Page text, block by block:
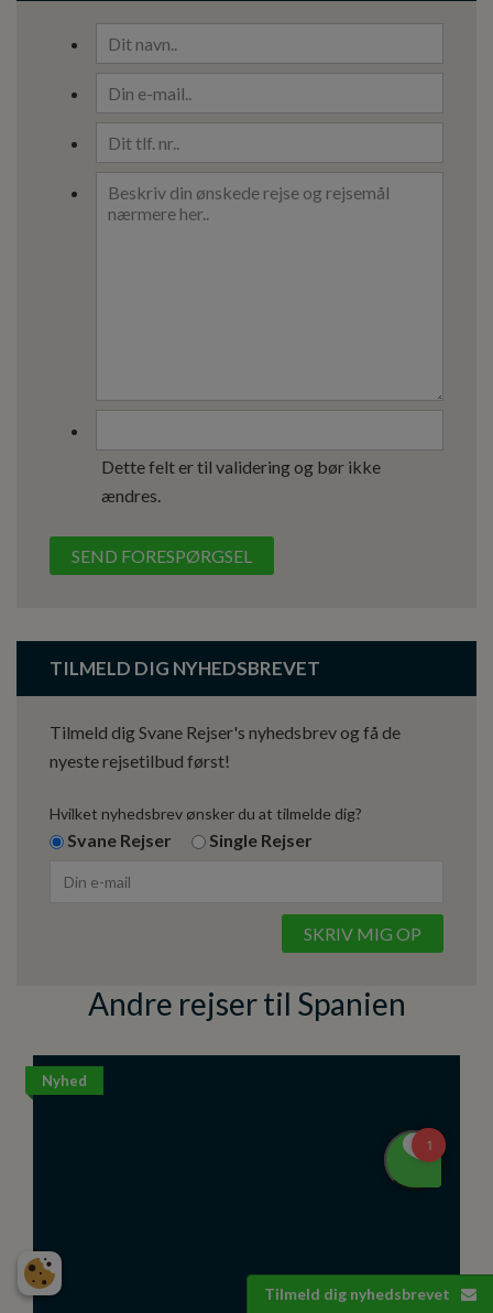
Dette felt er til validering og bør ikke
ændres.
TILMELD DIG NYHEDSBREVET
Tilmeld dig Svane Rejser's nyhedsbrev og få de
nyeste rejsetilbud først!
Hvilket nyhedsbrev ønsker du at tilmelde dig?
Svane Rejser Single Rejser
Andre rejser til Spanien
Nyhed
Tilmeld dig nyhedsbrevet